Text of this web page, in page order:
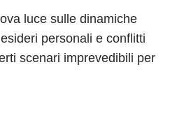
luce sulle dinamiche
personali e conflitti
scenari imprevedibili per